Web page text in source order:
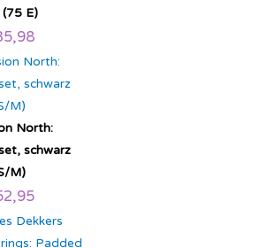
E)
North:
schwarz
M)